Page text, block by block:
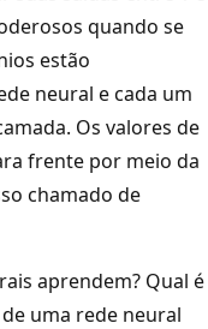
quando se
estão
neural e cada um
Os valores de
frente por meio da
chamado de
aprendem? Qual é
uma rede neural